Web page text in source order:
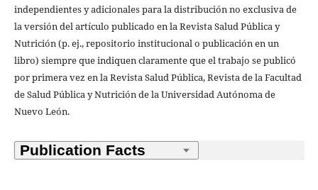
independientes y adicionales para la distribución no exclusiva de
la versión del artículo publicado en la Revista Salud Pública y
Nutrición (p. ej., repositorio institucional o publicación en un
libro) siempre que indiquen claramente que el trabajo se publicó
por primera vez en la Revista Salud Pública, Revista de la Facultad
de Salud Pública y Nutrición de la Universidad Autónoma de
Nuevo León.